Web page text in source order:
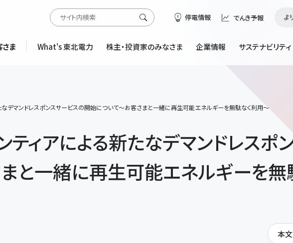
停電情報 でんき予報
ま What's 東北電力 株主・投資家のみなさま 企業情報 サステナビリティ
なデマンドレスポンスサービスの開始について～お客さまと一緒に再生可能エネルギーを無駄なく利用～
ィアによる新たなデマンドレスポ
と一緒に再生可能エネルギーを無
本